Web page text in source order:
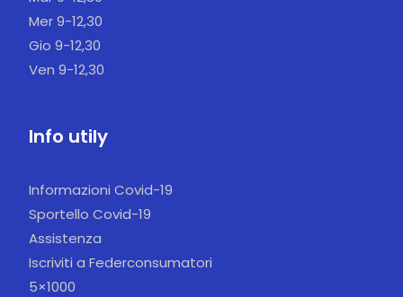
Mer 9-12,30
Gio 9-12,30
Ven 9-12,30
Info utily
Informazioni Covid-19
Sportello Covid-19
Assistenza
Iscriviti a Federconsumatori
5×1000